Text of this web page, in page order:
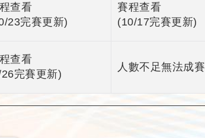
查看
23完賽更新)
賽程查看
(10/17完賽更新)
查看
完賽更新)
人數不足無法成賽